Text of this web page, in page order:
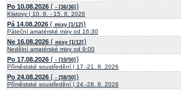
Po 10.08.2026 ( - [36/36] )
Klatovy | 10. 8. - 15. 8. 2026
Pá 14.08.2026 ( mixy [1/12] )
Páteční amatérské mixy od 16:30
Ne 16.08.2026 ( mixy [1/12] )
Nedělní amatérské mixy od 9:00
Po 17.08.2026 ( - [10/50] )
Příměstské soustředění | 17.-21. 8. 2026
Po 24.08.2026 ( - [58/50] )
Příměstské soustředění | 24.-28. 8. 2026